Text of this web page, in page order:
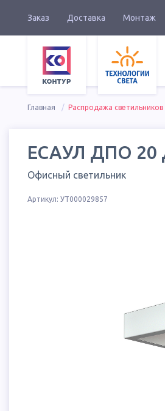
Заказ Доставка Монтаж
Главная Распродажа светильников
ЕСАУЛ ДПО 20
Офисный светильник
Артикул: УТ000029857